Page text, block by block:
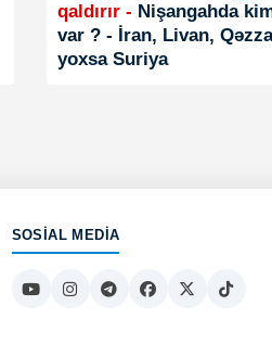
qaldırır - Nişangahda
var ? - İran, Livan,
yoxsa Suriya
SOSIAL MEDIA